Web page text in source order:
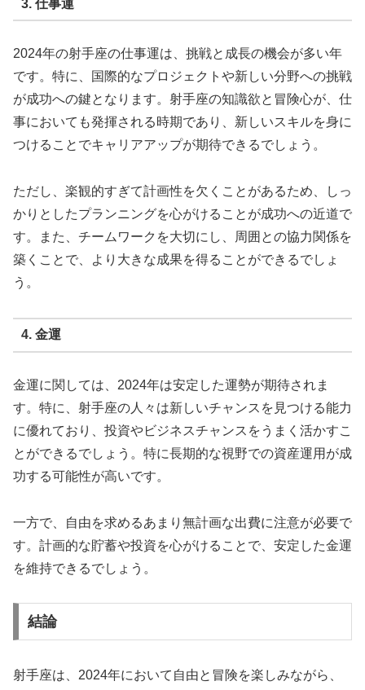
3. 仕事運
2024年の射手座の仕事運は、挑戦と成長の機会が多い年
です。特に、国際的なプロジェクトや新しい分野への挑戦
が成功への鍵となります。射手座の知識欲と冒険心が、仕
事においても発揮される時期であり、新しいスキルを身に
つけることでキャリアアップが期待できるでしょう。
ただし、楽観的すぎて計画性を欠くことがあるため、しっ
かりとしたプランニングを心がけることが成功への近道で
す。また、チームワークを大切にし、周囲との協力関係を
築くことで、より大きな成果を得ることができるでしょ
う。
4. 金運
金運に関しては、2024年は安定した運勢が期待されま
す。特に、射手座の人々は新しいチャンスを見つける能力
に優れており、投資やビジネスチャンスをうまく活かすこ
とができるでしょう。特に長期的な視野での資産運用が成
功する可能性が高いです。
一方で、自由を求めるあまり無計画な出費に注意が必要で
す。計画的な貯蓄や投資を心がけることで、安定した金運
を維持できるでしょう。
結論
射手座は、2024年において自由と冒険を楽しみながら、